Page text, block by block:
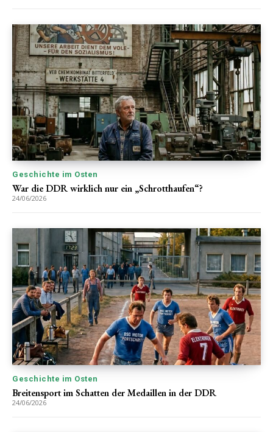
Geschichte im Osten
War die DDR wirklich nur ein „Schrotthaufen“?
24/06/2026
Geschichte im Osten
Breitensport im Schatten der Medaillen in der DDR
24/06/2026